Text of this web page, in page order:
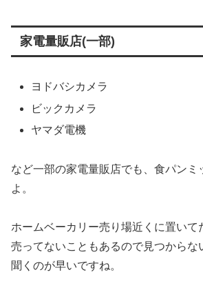
家電量販店(一部)
ヨドバシカメラ
ビックカメラ
ヤマダ電機
など一部の家電量販店でも、食パンミ
よ。
ホームベーカリー売り場近くに置いて
売ってないこともあるので見つからな
聞くのが早いですね。